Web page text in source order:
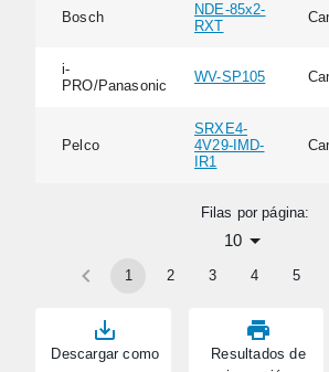
Descargar como
Resultados de
Bosch
NDE-85x2-
RXT
i-
PRO/Panasonic
WV-SP105
Pelco
SRXE4-
4V29-IMD-
IR1
Filas por página:
10
1 2 3 4 5